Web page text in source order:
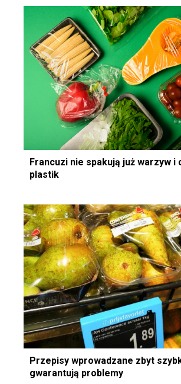
Francuzi nie spakują już warzyw i
plastik
Przepisy wprowadzane zbyt
gwarantują problemy